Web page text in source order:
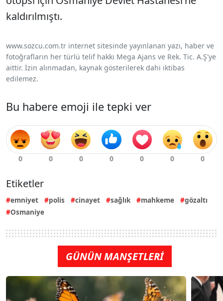
kaldırılmıştı.
www.sozcu.com.tr internet sitesinde yayınlanan yazı, haber ve
fotoğrafların her türlü telif hakkı Mega Ajans ve Rek. Tic. A.Ş'ye
aittir. İzin alınmadan, kaynak gösterilerek dahi iktibas
edilemez.
Bu habere emoji ile tepki ver
Etiketler
emniyet polis cinayet sağlık mahkeme
gözaltı
Osmaniye
GÜNÜN MANŞETLERİ